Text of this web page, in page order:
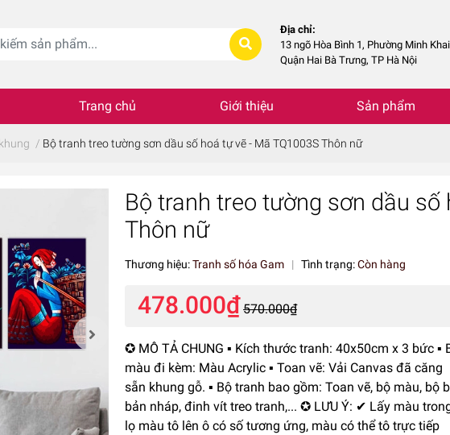
Địa chỉ:
13 ngõ Hòa Bình 1, Phường Minh
Quận Hai Bà Trưng, TP Hà Nội
Trang chủ Giới thiệu Sản phẩm
/ Bộ tranh treo tường sơn dầu số hoá tự vẽ - Mã TQ1003S Thôn nữ
Bộ tranh treo tường sơn dầu số
Thôn nữ
Thương hiệu:Tranh số hóa Gam | Tình trạng:Còn hàng
478.000₫ 570.000₫
✪ MÔ TẢ CHUNG ▪️ Kích thước tranh: 40x50cm x 3 bức ▪️
màu đi kèm: Màu Acrylic ▪️ Toan vẽ: Vải Canvas đã căng
sẵn khung gỗ. ▪️ Bộ tranh bao gồm: Toan vẽ, bộ màu, bộ
bản nháp, đinh vít treo tranh,... ✪ LƯU Ý: ✔ Lấy màu
lọ màu tô lên ô có số tương ứng, màu có thể tô trực tiếp